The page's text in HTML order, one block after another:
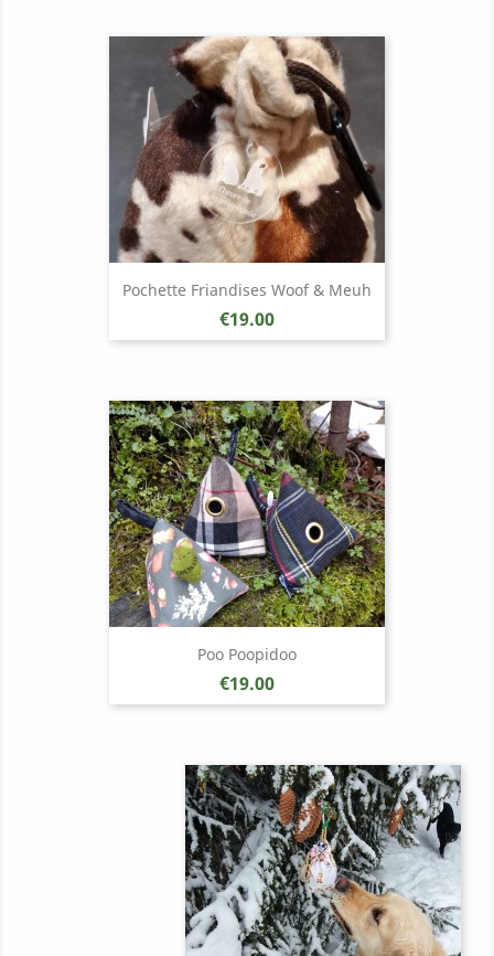
Pochette Friandises Woof & Meuh
Price
€19.00
Poo Poopidoo
Price
€19.00